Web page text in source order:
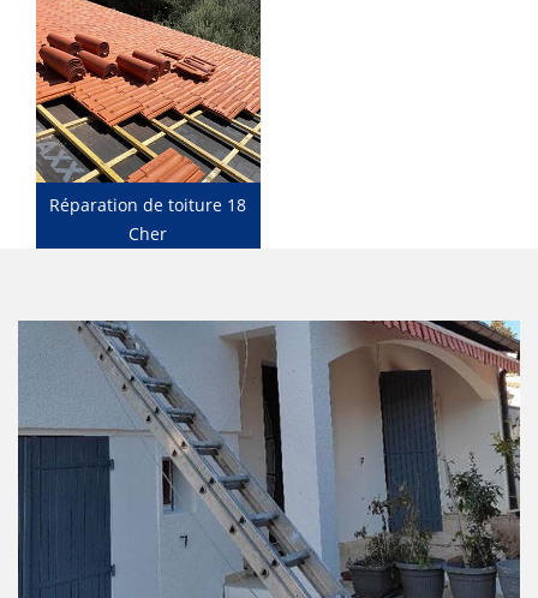
Réparation de toiture 18
Cher